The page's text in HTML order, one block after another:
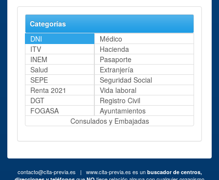
Categorías
DNI
Médico
ITV
Hacienda
INEM
Pasaporte
Salud
Extranjería
SEPE
Seguridad Social
Renta 2021
Vida laboral
DGT
Registro Civil
FOGASA
Ayuntamientos
Consulados y Embajadas
contacto@cita-previa.es | www.cita-previa.es es un buscador de centros,